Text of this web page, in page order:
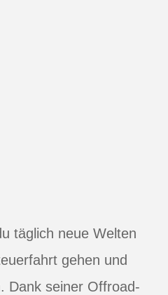
täglich neue Welten
gehen und
Dank seiner Offroad-